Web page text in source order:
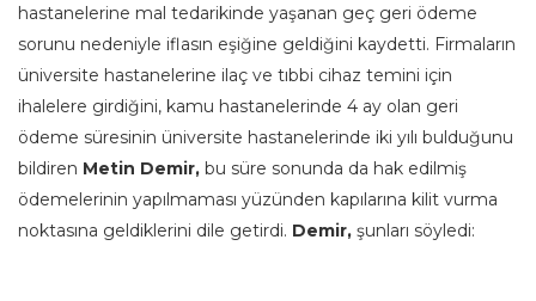
hastanelerine mal tedarikinde yaşanan geç geri ödeme
sorunu nedeniyle iflasın eşiğine geldiğini kaydetti. Firmaların
üniversite hastanelerine ilaç ve tıbbi cihaz temini için
ihalelere girdiğini, kamu hastanelerinde 4 ay olan geri
ödeme süresinin üniversite hastanelerinde iki yılı bulduğunu
bildiren Metin Demir, bu süre sonunda da hak edilmiş
ödemelerinin yapılmaması yüzünden kapılarına kilit vurma
noktasına geldiklerini dile getirdi. Demir, şunları söyledi: